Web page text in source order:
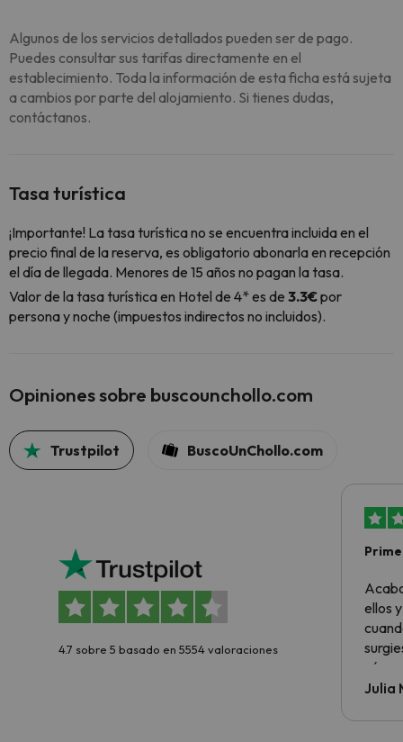
Algunos de los servicios detallados pueden ser de pago.
Puedes consultar sus tarifas directamente en el
establecimiento. Toda la información de esta ficha está sujeta
a cambios por parte del alojamiento. Si tienes dudas,
contáctanos.
Tasa turística
¡Importante! La tasa turística no se encuentra incluida en el
precio final de la reserva, es obligatorio abonarla en recepción
el día de llegada. Menores de 15 años no pagan la tasa.
Valor de la tasa turística en Hotel de 4* es de 3.3€por
persona y noche (impuestos indirectos no incluidos).
Opiniones sobre buscounchollo.com
Trustpilot BuscoUnChollo.com
4.7 sobre 5 basado en 5554 valoraciones
ellos
todo
Julia